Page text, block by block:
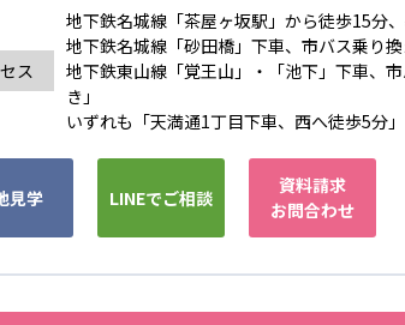
善合股份有限公司
友好技術教育センター NGO共生の家
ス
地下鉄名城線「茶屋ヶ坂駅」から徒歩15分
地下鉄名城線「砂田橋」下車、市バス乗り
地下鉄東山線「覚王山」・「池下」下車、
き」
いずれも「天満通1丁目下車、西へ徒歩5分」
見学 LINEでご相談
資料請求
お問合わせ